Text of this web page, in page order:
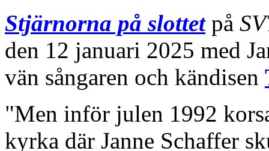
Stjärnorna på slottetpå
den 12 januari 2025 med
vän sångaren och kändisen
"Men inför julen 1992
kyrka där Janne Schaffer